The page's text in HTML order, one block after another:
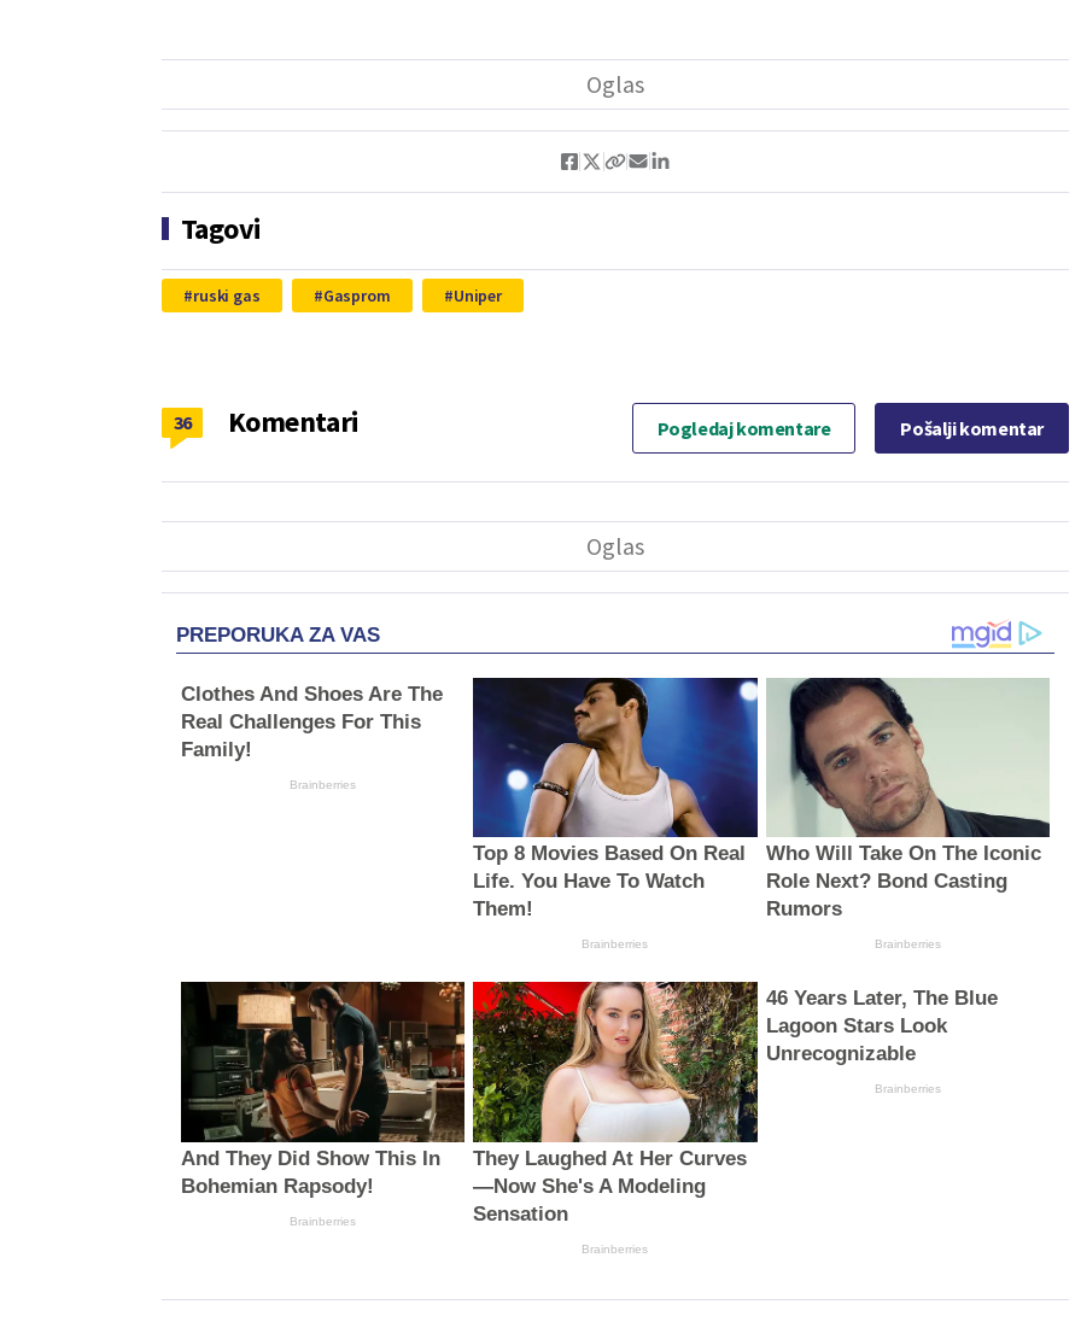
Tagovi
ruski gas Gasprom Uniper
Komentari
36 Pogledaj komentare Pošalji komentar
PREPORUKA ZA VAS
Clothes And Shoes Are The
Real Challenges For This
Family!
Brainberries
Top 8 Movies Based On Real
Life. You Have To Watch
Them!
Brainberries
Who Will Take On The Iconic
Role Next? Bond Casting
Rumors
Brainberries
And They Did Show This In
Bohemian Rapsody!
Brainberries
They Laughed At Her Curves
—Now She's A Modeling
Sensation
Brainberries
46 Years Later, The Blue
Lagoon Stars Look
Unrecognizable
Brainberries